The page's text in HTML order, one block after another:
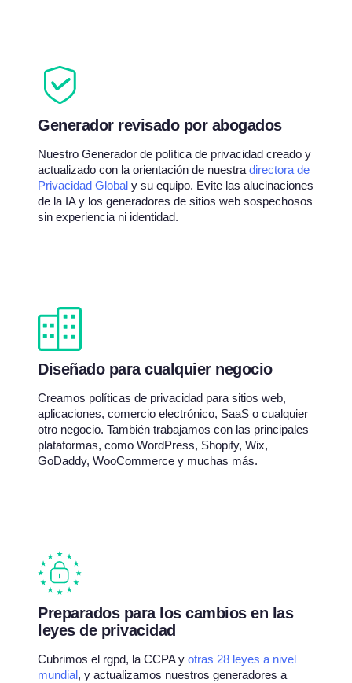
Generador revisado por abogados
Nuestro Generador de política de privacidad creado y
actualizado con la orientación de nuestra directora de
Privacidad Global y su equipo. Evite las alucinaciones
de la IA y los generadores de sitios web sospechosos
sin experiencia ni identidad.
Diseñado para cualquier negocio
Creamos políticas de privacidad para sitios web,
aplicaciones, comercio electrónico, SaaS o cualquier
otro negocio. También trabajamos con las principales
plataformas, como WordPress, Shopify, Wix,
GoDaddy, WooCommerce y muchas más.
Preparados para los cambios en las
leyes de privacidad
Cubrimos el rgpd, la CCPA y otras 28 leyes a nivel
mundial, y actualizamos nuestros generadores a